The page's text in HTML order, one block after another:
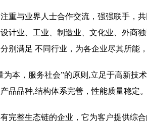
重与业界人士合作交流，强强联手，
计业、工业、制造业、文化业、外商
别满足 不同行业，为各企业尽其所能
为本，服务社会”的原则,立足于高新技
品品种,结构体系完善，性能质量稳定。
完整生态链的企业，它为客户提供综